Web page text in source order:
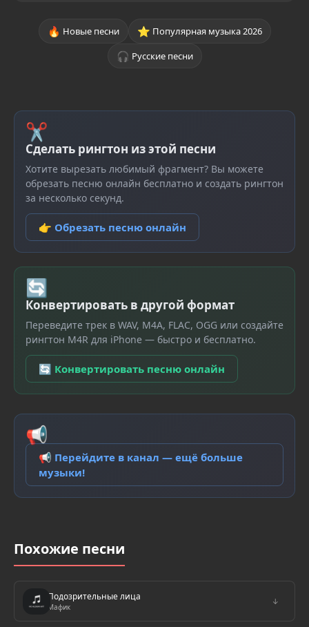
🔥 Новые песни ⭐ Популярная музыка 2026
🎧 Русские песни
✂
Сделать рингтон из этой песни
Хотите вырезать любимый фрагмент? Вы можете
обрезать песню онлайн бесплатно и создать рингтон
за несколько секунд.
👉 Обрезать песню онлайн
🔄
Конвертировать в другой формат
Переведите трек в WAV, M4A, FLAC, OGG или создайте
рингтон M4R для iPhone — быстро и бесплатно.
🔄 Конвертировать песню онлайн
📢
📢 Перейдите в канал — ещё больше
музыки!
Похожие песни
Подозрительные лица
Мафик
↓